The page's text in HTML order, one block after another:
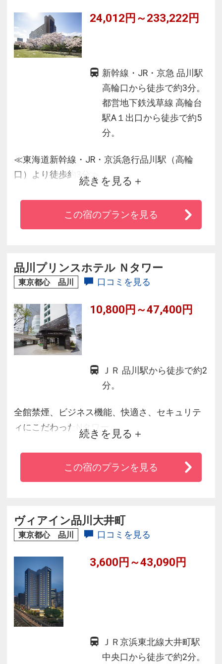
24,012円～233,222円
新幹線・JR・京急 品川駅
高輪口から徒歩で約3分。
都営地下鉄浅草線 高輪台
駅A１出口から徒歩で約5
分。
≪東海道新幹線・JR・京浜急行品川駅（高輪
口）より徒歩約3分≫
■「フォーブス・トラベルガイド2021」にて3年
連続で4つ星を獲得
■品川駅（高輪口）ロータリーからホテルまで無
然の表情を見せます
■全室シャワーブース・ブロアバス完備でリフレ
■「和」を表現した客室は全室禁煙
続きを見る
この宿のプランを見る
品川プリンスホテル Ｎタワー
東京都心 品川 口コミを見る
10,800円～47,400円
ＪＲ 品川駅から徒歩で約2
分。
全館禁煙、ビジネス機能、快適さ、セキュリテ
ィにこだわったNタワー。
宿泊者は無料でご利用いただけるビジネスラウ
ンジもございます。
続きを見る
この宿のプランを見る
ヴィアイン品川大井町
東京都心 品川 口コミを見る
3,600円～43,090円
ＪＲ京浜東北線大井町駅
中央口から徒歩で約2分。